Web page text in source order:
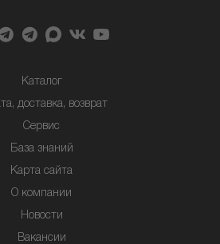
Каталог
доставка, возврат
Сервис
База знаний
Карта сайта
О компании
Новости
Вакансии